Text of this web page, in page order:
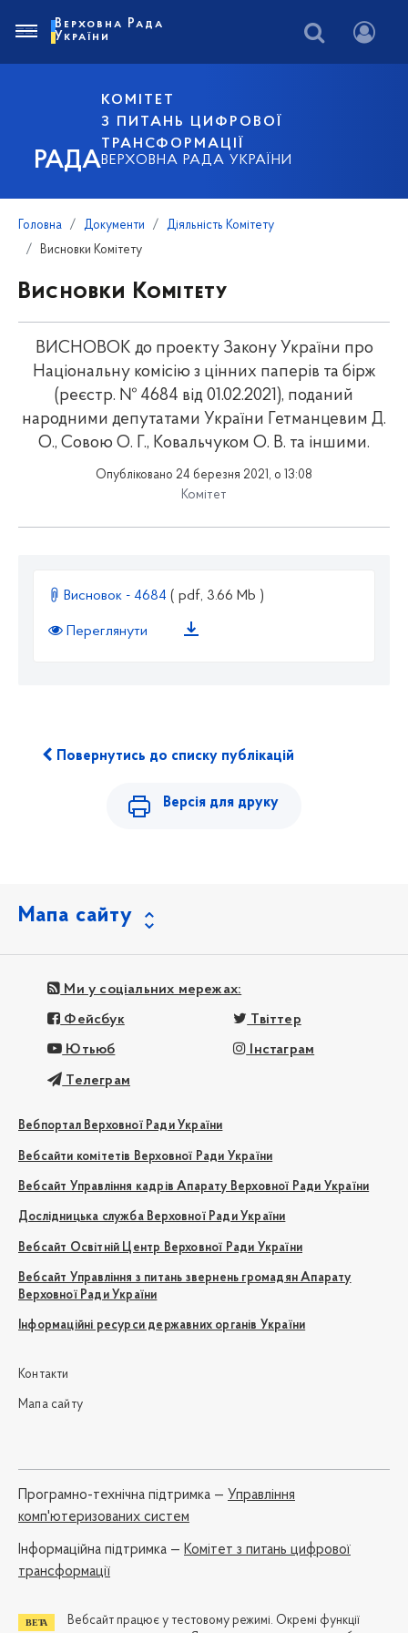
РАДА
КОМІТЕТ
З ПИТАНЬ ЦИФРОВОЇ
ТРАНСФОРМАЦІЇ
ВЕРХОВНА РАДА УКРАЇНИ
Верховна Рада
України
Головна Документи
Діяльність Комітету
Висновки Комітету
Висновки Комітету
ВИСНОВОК до проекту Закону України про
Національну комісію з цінних паперів та бірж
(реєстр. № 4684 від 01.02.2021), поданий
народними депутатами України Гетманцевим Д.
О., Совою О. Г., Ковальчуком О. В. та іншими.
Опубліковано 24 березня 2021, о 13:08
Комітет
Висновок - 4684 ( pdf, 3.66 Mb )
Переглянути
Повернутись до списку публікацій
Версія для друку
Мапа сайту
Ми у соціальних мережах:
Фейсбук Твіттер
Ютьюб Інстаграм
Телеграм
Вебпортал Верховної Ради України
Вебсайти комітетів Верховної Ради України
Вебсайт Управління кадрів Апарату Верховної Ради України
Дослідницька служба Верховної Ради України
Вебсайт Освітній Центр Верховної Ради України
Вебсайт Управління з питань звернень громадян Апарату
Верховної Ради України
Інформаційні ресурси державних органів України
Контакти
Мапа сайту
Програмно-технічна підтримка — Управління
комп'ютеризованих систем
Iнформаційна підтримка — Комітет з питань цифрової
трансформації
Вебсайт працює у тестовому режимі. Окремі функції